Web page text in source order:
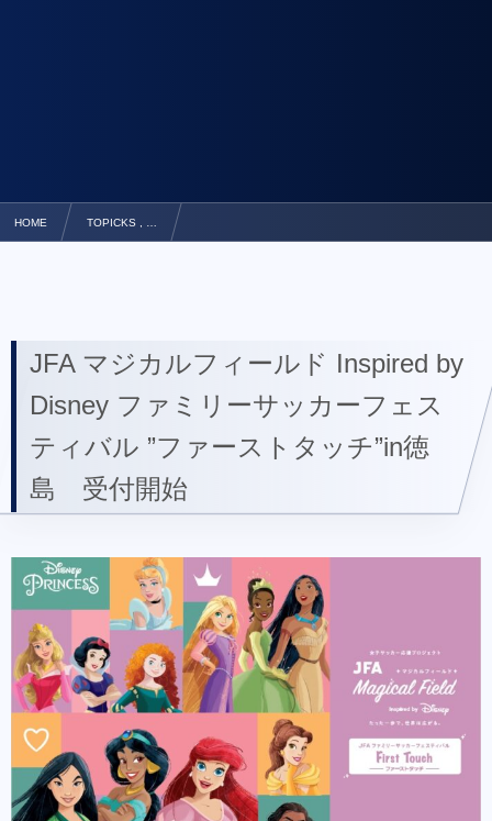
HOME TOPICKS , …
JFA マジカルフィールド Inspired by
Disney ファミリーサッカーフェス
ティバル ”ファーストタッチ”in徳
島 受付開始